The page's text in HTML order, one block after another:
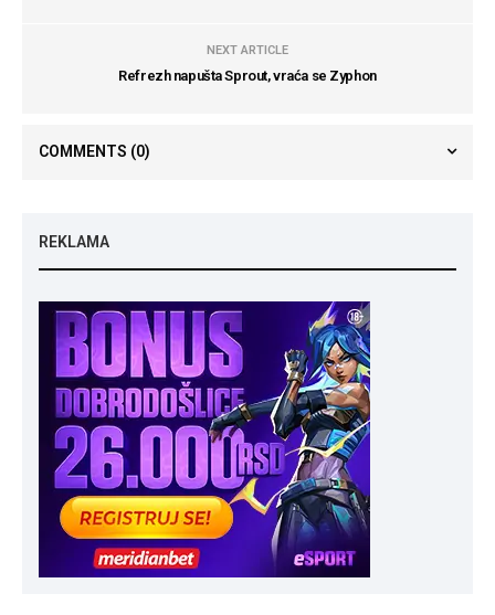
NEXT ARTICLE
Refrezh napušta Sprout, vraća se Zyphon
COMMENTS (0)
REKLAMA